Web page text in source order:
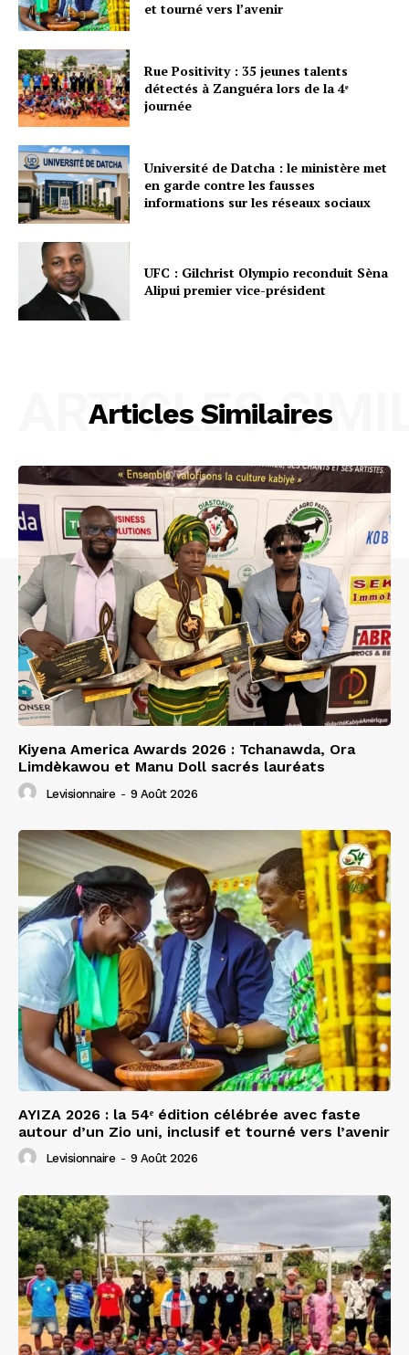
et tourné vers l’avenir
Rue Positivity : 35 jeunes talents
détectés à Zanguéra lors de la 4ᵉ
journée
Université de Datcha : le ministère met
en garde contre les fausses
informations sur les réseaux sociaux
UFC : Gilchrist Olympio reconduit Sèna
Alipui premier vice-président
Articles Similaires
ARTICLES
Kiyena America Awards 2026 : Tchanawda, Ora
Limdèkawou et Manu Doll sacrés lauréats
Levisionnaire - 9 Août 2026
AYIZA 2026 : la 54ᵉ édition célébrée avec faste
autour d’un Zio uni, inclusif et tourné vers l’avenir
Levisionnaire - 9 Août 2026